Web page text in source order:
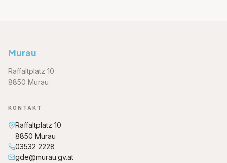
Murau
Raffaltplatz 10
8850 Murau
KONTAKT
Raffaltplatz 10
8850 Murau
03532 2228
gde@murau.gv.at